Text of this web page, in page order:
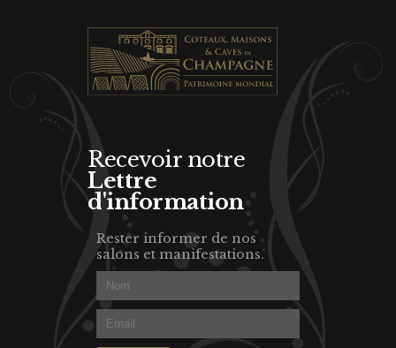
Recevoir notre
Lettre
d'information
Rester informer de nos
salons et manifestations.